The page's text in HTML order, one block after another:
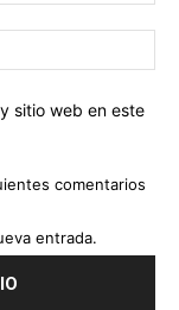
sitio web en este
comentarios
entrada.